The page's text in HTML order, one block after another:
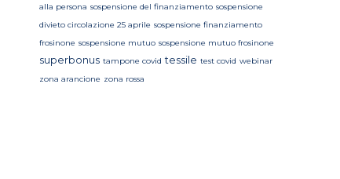
alla persona sospensione del finanziamento sospensione
divieto circolazione 25 aprile sospensione finanziamento
frosinone sospensione mutuo sospensione mutuo frosinone
superbonus tampone covid tessile test covid webinar
zona arancione zona rossa